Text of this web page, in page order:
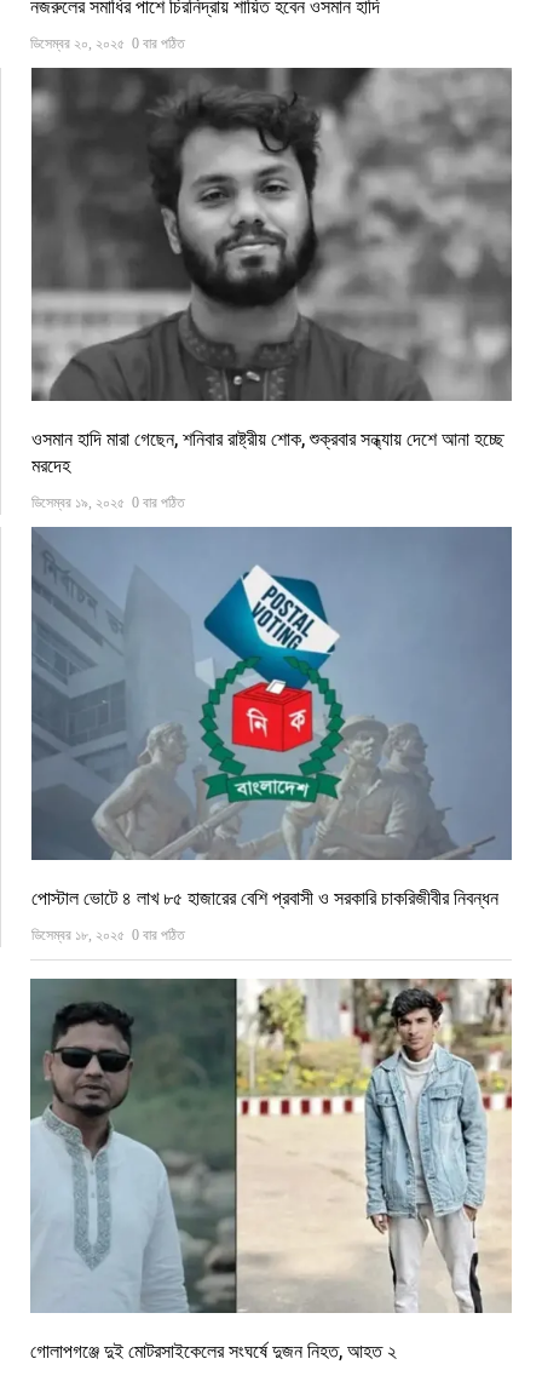
নজরুলের সমাধির পাশে চিরনিদ্রায় শায়িত হবেন ওসমান হাদি
ডিসেম্বর ২০, ২০২৫ 0 বার পঠিত
ওসমান হাদি মারা গেছেন, শনিবার রাষ্ট্রীয় শোক, শুক্রবার সন্ধ্যায় দেশে আনা হচ্ছে
মরদেহ
ডিসেম্বর ১৯, ২০২৫ 0 বার পঠিত
পোস্টাল ভোটে ৪ লাখ ৮৫ হাজারের বেশি প্রবাসী ও সরকারি চাকরিজীবীর নিবন্ধন
ডিসেম্বর ১৮, ২০২৫ 0 বার পঠিত
গোলাপগঞ্জে দুই মোটরসাইকেলের সংঘর্ষে দুজন নিহত, আহত ২